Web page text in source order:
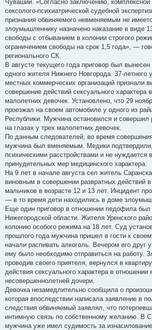
Чувашии. «Согласно заключению, комплексной
сексолого-психиатрической судебной
признания обвиняемого невменяемым не
злоумышленнику назначено наказание в виде
свободы с отбыванием в колонии строгого
ограничением свободы на срок 1,5 года», —
регионального СК.
В августе текущего года приговор был
одного жителя Нижнего Новгорода. 37-летнего
местных коммерческих организаций признали
совершение действий сексуального характера
малолетних девочек. Установлено, что 29
проезжал на своем автомобиле у одного из
Республики. Мужчина остановился и совершил
на глазах у трех малолетних девочек.
По данным следователей, во время
мужчина был вменяемым. Медики
психическими расстройствами и не нуждается
принудительных мер медицинского характера.
На 9 лет в начале августа сел житель
виновным в совершении развратных действий
мальчиков в возрасте 12 и 13 лет. Инцидент
— в то время дети находились в доме
Еще один приговор в отношении педофила
Нижегородской области. Жителя Уренского
колонию особого режима на 18 лет. Суд
прошлого года мужчина пришел в гости к
начали распивать алкоголь. Вечером его друг
ему было необходимо отправиться на работу.
проводив своего приятеля, вернулся в
действия сексуального характера в отношении
несовершеннолетней дочери.
Девочка незамедлительно сообщила о
которая впоследствии написала заявление в
следствия обвиняемый заявлял, что
интимную связь по собственному желанию. В
мужчина уже имел судимость за изнасилование.